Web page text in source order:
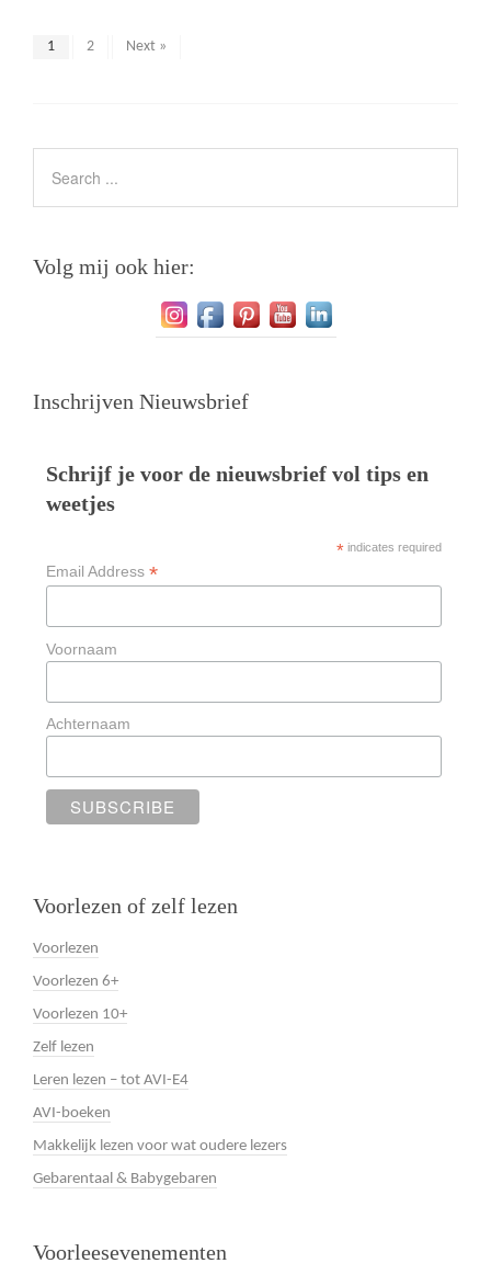
1 2 Next »
Volg mij ook hier:
Inschrijven Nieuwsbrief
Schrijf je voor de nieuwsbrief vol tips en
weetjes
*indicates required
Email Address *
Voornaam
Achternaam
Voorlezen of zelf lezen
Voorlezen
Voorlezen 6+
Voorlezen 10+
Zelf lezen
Leren lezen – tot AVI-E4
AVI-boeken
Makkelijk lezen voor wat oudere lezers
Gebarentaal & Babygebaren
Voorleesevenementen